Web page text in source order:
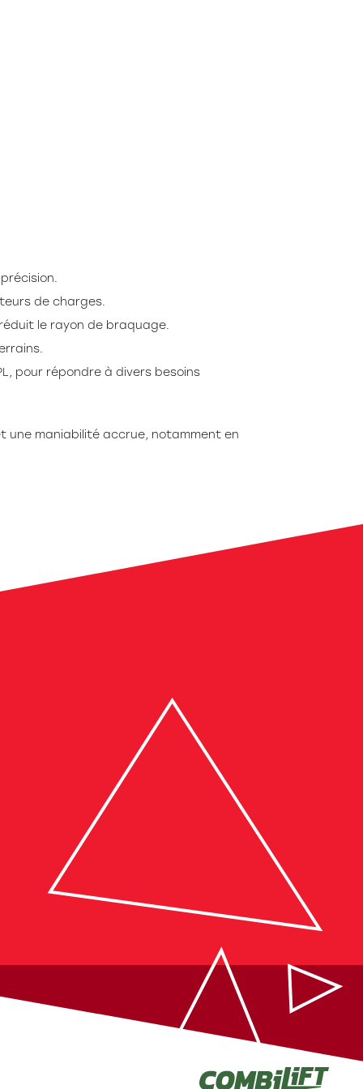
de charges.
le rayon de braquage.
pour répondre à divers besoins
une maniabilité accrue, notamment en